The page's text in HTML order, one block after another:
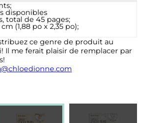
disponibles
total de 45 pages;
(1,88 po x 2,35 po);
ce genre de produit au
Il me ferait plaisir de remplacer par